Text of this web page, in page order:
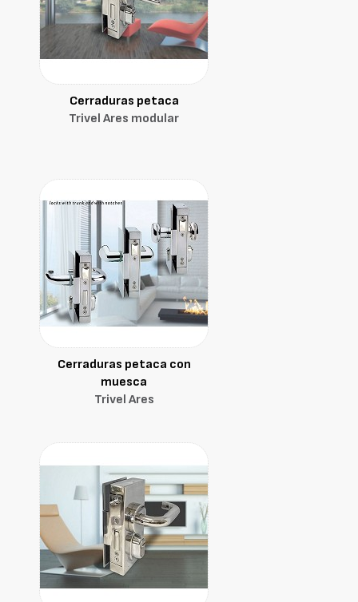
Cerraduras petaca
Trivel Ares modular
Cerraduras petaca con
muesca
Trivel Ares